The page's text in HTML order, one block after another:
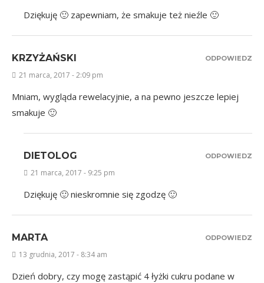
Dziękuję 🙂 zapewniam, że smakuje też nieźle 🙂
KRZYŻAŃSKI
21 marca, 2017 - 2:09 pm
Mniam, wygląda rewelacyjnie, a na pewno jeszcze lepiej
smakuje 🙂
ODPOWIEDZ
DIETOLOG
21 marca, 2017 - 9:25 pm
Dziękuję 🙂 nieskromnie się zgodzę 🙂
ODPOWIEDZ
MARTA
13 grudnia, 2017 - 8:34 am
Dzień dobry, czy mogę zastąpić 4 łyżki cukru podane w
ODPOWIEDZ